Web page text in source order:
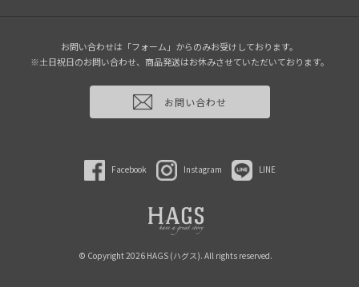
お問い合わせは「フォーム」からのみお受けしております。
※土日祝日のお問い合わせ、商品発送はお休みさせていただいております。
お問い合わせ
Facebook Instagram LINE
© Copyright 2026 HAGS (ハグス). All rights reserved.